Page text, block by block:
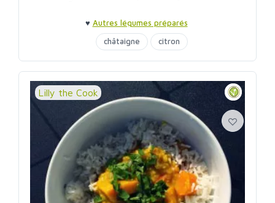
♥ Autres légumes préparés
châtaigne
citron
Lilly the Cook